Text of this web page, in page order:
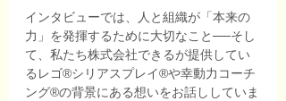
インタビューでは、人と組織が「本来の
力」を発揮するために大切なこと──そし
て、私たち株式会社できるが提供してい
るレゴ®シリアスプレイ®や幸動力コーチ
ング®の背景にある想いをお話ししていま